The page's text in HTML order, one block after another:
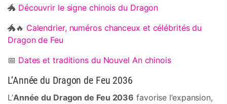
🐲 Découvrir le signe chinois du Dragon
🐲🔥 Calendrier, numéros chanceux et célébrités du
Dragon de Feu
📅 Dates et traditions du Nouvel An chinois
L’Année du Dragon de Feu 2036
L’Année du Dragon de Feu 2036 favorise l’expansion,